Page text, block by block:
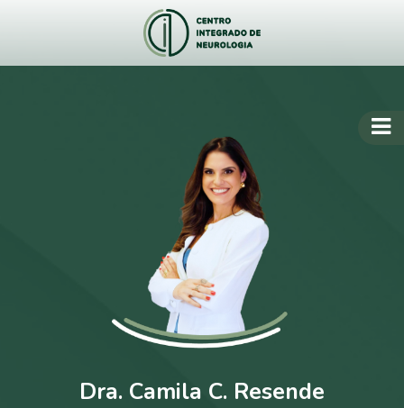
Dra. Camila C. Resende